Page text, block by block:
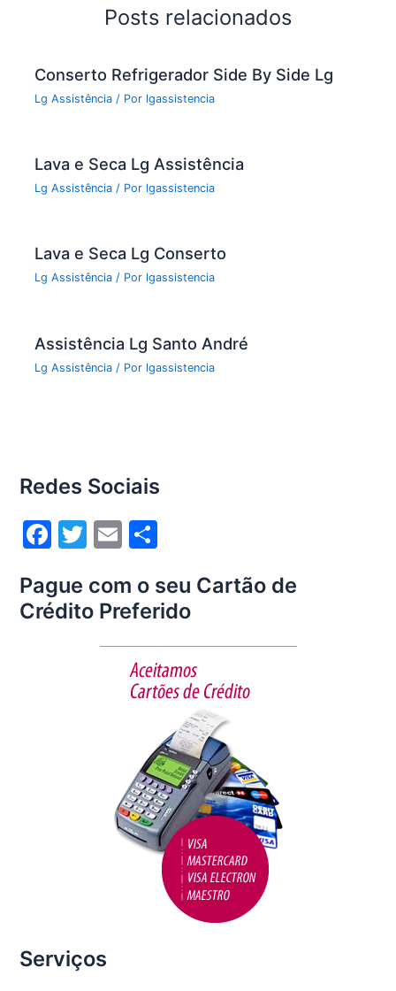
k
Posts relacionados
Conserto Refrigerador Side By Side Lg
Lg Assistência / Por lgassistencia
Lava e Seca Lg Assistência
Lg Assistência / Por lgassistencia
Lava e Seca Lg Conserto
Lg Assistência / Por lgassistencia
Assistência Lg Santo André
Lg Assistência / Por lgassistencia
Redes Sociais
F
c
e
T
itt
er
E
ai
l
ar
e
Pague com o seu Cartão de
Crédito Preferido
Serviços